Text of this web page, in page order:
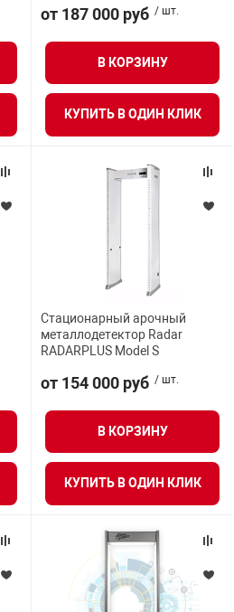
от 187 000 руб / шт.
В КОРЗИНУ
КУПИТЬ В ОДИН КЛИК
Стационарный арочный
металлодетектор Radar
RADARPLUS Model S
от 154 000 руб / шт.
В КОРЗИНУ
КУПИТЬ В ОДИН КЛИК